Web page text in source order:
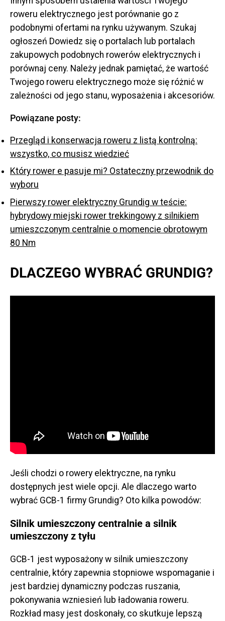
roweru elektrycznego jest porównanie go z
podobnymi ofertami na rynku używanym. Szukaj
ogłoszeń Dowiedz się o portalach lub portalach
zakupowych podobnych rowerów elektrycznych i
porównaj ceny. Należy jednak pamiętać, że wartość
Twojego roweru elektrycznego może się różnić w
zależności od jego stanu, wyposażenia i akcesoriów.
Powiązane posty:
Przegląd i konserwacja roweru z listą kontrolną:
wszystko, co musisz wiedzieć
Który rower e pasuje mi? Ostateczny przewodnik do
wyboru
Pierwszy rower elektryczny Grundig w teście:
hybrydowy miejski rower trekkingowy z silnikiem
umieszczonym centralnie o momencie obrotowym
80 Nm
DLACZEGO WYBRAĆ GRUNDIG?
Jeśli chodzi o rowery elektryczne, na rynku
dostępnych jest wiele opcji. Ale dlaczego warto
wybrać GCB-1 firmy Grundig? Oto kilka powodów:
Silnik umieszczony centralnie a silnik
umieszczony z tyłu
GCB-1 jest wyposażony w silnik umieszczony
centralnie, który zapewnia stopniowe wspomaganie i
jest bardziej dynamiczny podczas ruszania,
pokonywania wzniesień lub ładowania roweru.
Rozkład masy jest doskonały, co skutkuje lepszą